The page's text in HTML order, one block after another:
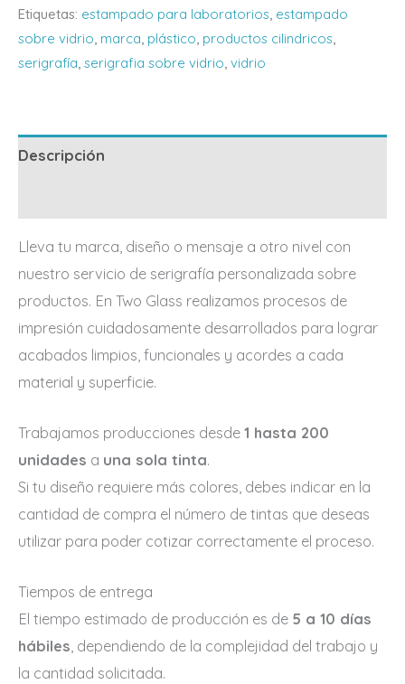
Etiquetas: estampado para laboratorios, estampado
sobre vidrio, marca, plástico, productos cilindricos,
serigrafía, serigrafia sobre vidrio, vidrio
Descripción
Lleva tu marca, diseño o mensaje a otro nivel con
nuestro servicio de serigrafía personalizada sobre
productos. En Two Glass realizamos procesos de
impresión cuidadosamente desarrollados para lograr
acabados limpios, funcionales y acordes a cada
material y superficie.
Trabajamos producciones desde 1 hasta 200
unidades a una sola tinta.
Si tu diseño requiere más colores, debes indicar en la
cantidad de compra el número de tintas que deseas
utilizar para poder cotizar correctamente el proceso.
Tiempos de entrega
El tiempo estimado de producción es de 5 a 10 días
hábiles, dependiendo de la complejidad del trabajo y
la cantidad solicitada.